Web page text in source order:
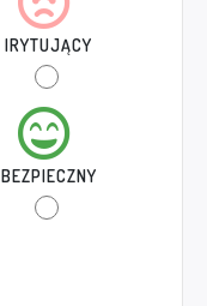
IRYTUJĄCY
BEZPIECZNY